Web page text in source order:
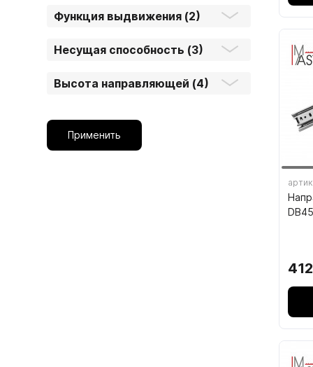
4.5.
4.6.
Функция выдвижения (2)
Несущая способность (3)
Высота направляющей (4)
Применить